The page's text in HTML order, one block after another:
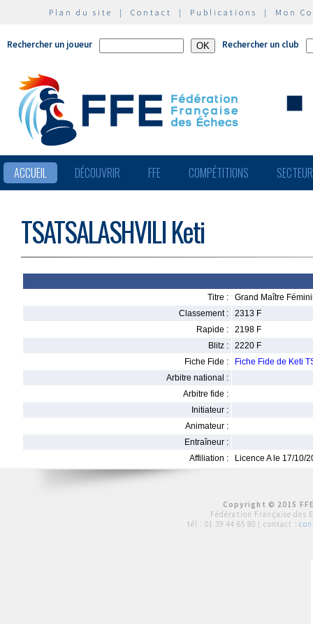
Plan du site | Contact | Publications | Mon
Rechercher un joueur Rechercher un club
ACCUEIL DÉCOUVRIR FFE COMPÉTITIONS
TSATSALASHVILI Keti
Titre :
Grand Maître
Classement :
2313 F
Rapide :
2198 F
Blitz :
2220 F
Fiche Fide :
Fiche Fide de Keti
Arbitre national :
Arbitre fide :
Initiateur :
Animateur :
Entraîneur :
Affiliation :
Licence A le 17/10/
Copyright © 2015
Fédération Française des
tél : 01 39 44 65 80 | contact :